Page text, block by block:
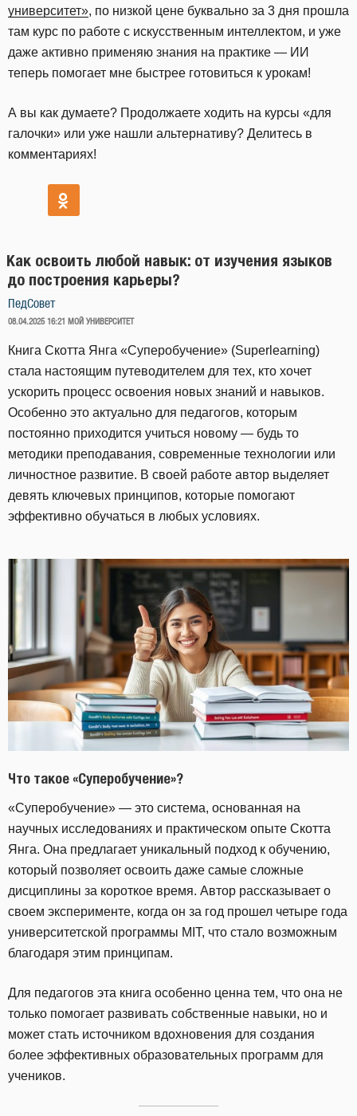
университет», по низкой цене буквально за 3 дня прошла
там курс по работе с искусственным интеллектом, и уже
даже активно применяю знания на практике — ИИ
теперь помогает мне быстрее готовиться к урокам!
А вы как думаете? Продолжаете ходить на курсы «для
галочки» или уже нашли альтернативу? Делитесь в
комментариях!
Как освоить любой навык: от изучения языков
до построения карьеры?
ПедСовет
ОПУБЛИКОВАНО
08.04.2025 16:21 МОЙ УНИВЕРСИТЕТ
Книга Скотта Янга «Суперобучение» (Superlearning)
стала настоящим путеводителем для тех, кто хочет
ускорить процесс освоения новых знаний и навыков.
Особенно это актуально для педагогов, которым
постоянно приходится учиться новому — будь то
методики преподавания, современные технологии или
личностное развитие. В своей работе автор выделяет
девять ключевых принципов, которые помогают
эффективно обучаться в любых условиях.
Что такое «Суперобучение»?
«Суперобучение» — это система, основанная на
научных исследованиях и практическом опыте Скотта
Янга. Она предлагает уникальный подход к обучению,
который позволяет освоить даже самые сложные
дисциплины за короткое время. Автор рассказывает о
своем эксперименте, когда он за год прошел четыре года
университетской программы MIT, что стало возможным
благодаря этим принципам.
Для педагогов эта книга особенно ценна тем, что она не
только помогает развивать собственные навыки, но и
может стать источником вдохновения для создания
более эффективных образовательных программ для
учеников.